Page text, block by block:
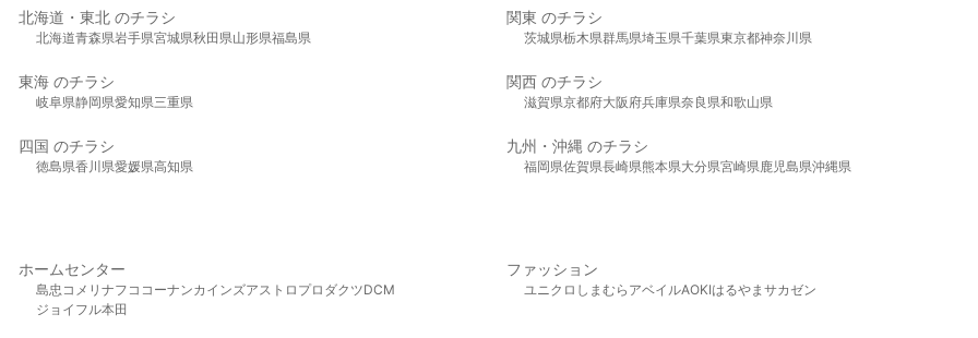
北海道・東北 のチラシ
北海道青森県岩手県宮城県秋田県山形県福島県
関東 のチラシ
茨城県栃木県群馬県埼玉県千葉県東京都神奈川県
東海 のチラシ
岐阜県静岡県愛知県三重県
関西 のチラシ
滋賀県京都府大阪府兵庫県奈良県和歌山県
四国 のチラシ
徳島県香川県愛媛県高知県
九州・沖縄 のチラシ
福岡県佐賀県長崎県熊本県大分県宮崎県鹿児島県沖縄県
ホームセンター
島忠 コメリ ナフコ コーナンカインズアストロプロダクツDCM
ジョイフル本田
ファッション
ユニクロ しまむら アベイルAOKIはるやま サカゼン